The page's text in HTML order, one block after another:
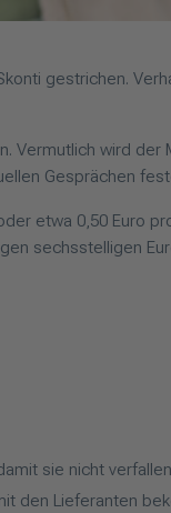
gestrichen.
Vermutlich wird
Gesprächen
etwa 0,50 Euro
sechsstelligen
sie nicht
den Lieferanten